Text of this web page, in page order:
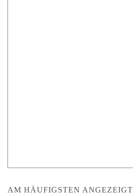
AM HÄUFIGSTEN ANGEZEIGT